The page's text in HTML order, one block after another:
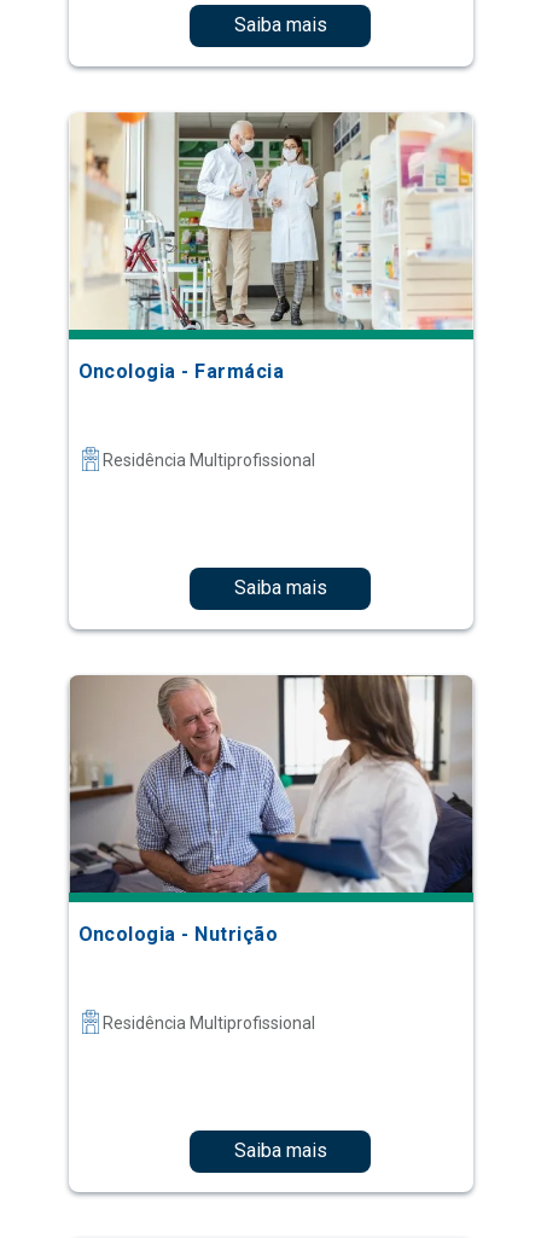
Saiba mais
Oncologia - Farmácia
Residência Multiprofissional
Saiba mais
Oncologia - Nutrição
Residência Multiprofissional
Saiba mais